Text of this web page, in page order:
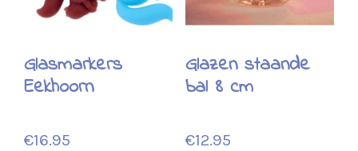
Glasmarkers
Eekhoorn
€16.95
Glazen staande
bal 8 cm
€12.95